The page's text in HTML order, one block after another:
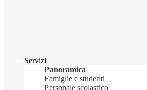
Servizi
Panoramica
Famiglie e studenti
Personale scolastico